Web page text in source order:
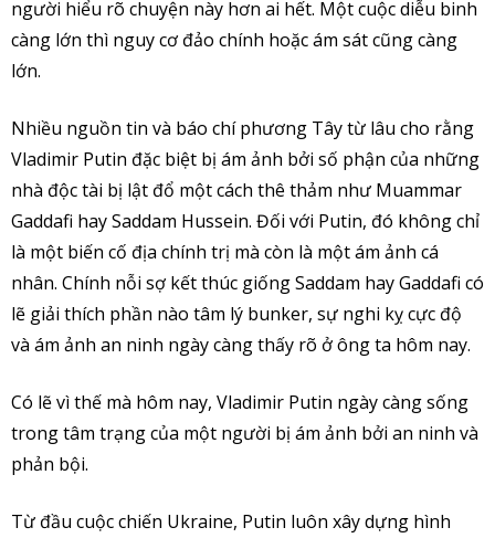
người hiểu rõ chuyện này hơn ai hết. Một cuộc diễu binh
càng lớn thì nguy cơ đảo chính hoặc ám sát cũng càng
lớn.
Nhiều nguồn tin và báo chí phương Tây từ lâu cho rằng
Vladimir Putin đặc biệt bị ám ảnh bởi số phận của những
nhà độc tài bị lật đổ một cách thê thảm như Muammar
Gaddafi hay Saddam Hussein. Đối với Putin, đó không chỉ
là một biến cố địa chính trị mà còn là một ám ảnh cá
nhân. Chính nỗi sợ kết thúc giống Saddam hay Gaddafi có
lẽ giải thích phần nào tâm lý bunker, sự nghi kỵ cực độ
và ám ảnh an ninh ngày càng thấy rõ ở ông ta hôm nay.
Có lẽ vì thế mà hôm nay, Vladimir Putin ngày càng sống
trong tâm trạng của một người bị ám ảnh bởi an ninh và
phản bội.
Từ đầu cuộc chiến Ukraine, Putin luôn xây dựng hình